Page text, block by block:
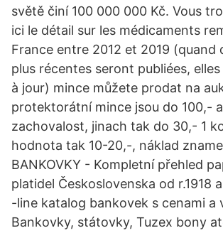
světě činí 100 000 000 Kč. Vous
ici le détail sur les médicaments
France entre 2012 et 2019 (quand
plus récentes seront publiées,
à jour) mince můžete prodat na
protektorátní mince jsou do 100,-
zachovalost, jinach tak do 30,- 1
hodnota tak 10-20,-, náklad
BANKOVKY - Kompletní přehled
platidel Československa od r.1918
-line katalog bankovek s cenami a
Bankovky, státovky, Tuzex bony